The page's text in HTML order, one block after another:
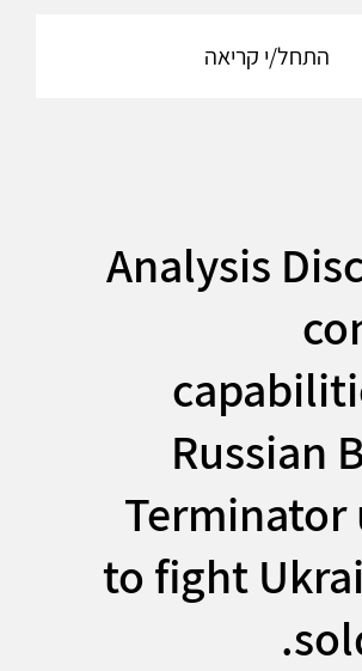
התחל/י קריאה
Analysis
Russian
Terminator
to fight